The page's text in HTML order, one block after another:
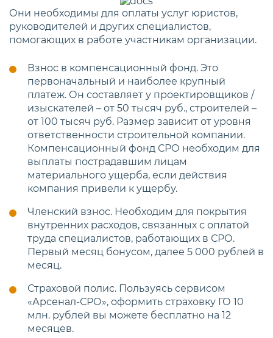
Они необходимы для оплаты услуг юристов,
руководителей и других специалистов,
помогающих в работе участникам организации.
Взнос в компенсационный фонд. Это
первоначальный и наиболее крупный
платеж. Он составляет у проектировщиков /
изыскателей – от 50 тысяч руб., строителей –
от 100 тысяч руб. Размер зависит от уровня
ответственности строительной компании.
Компенсационный фонд СРО необходим для
выплаты пострадавшим лицам
материального ущерба, если действия
компания привели к ущербу.
Членский взнос. Необходим для покрытия
внутренних расходов, связанных с оплатой
труда специалистов, работающих в СРО.
Первый месяц бонусом, далее 5 000 рублей в
месяц.
Страховой полис. Пользуясь сервисом
«Арсенал-СРО», оформить страховку ГО 10
млн. рублей вы можете бесплатно на 12
месяцев.